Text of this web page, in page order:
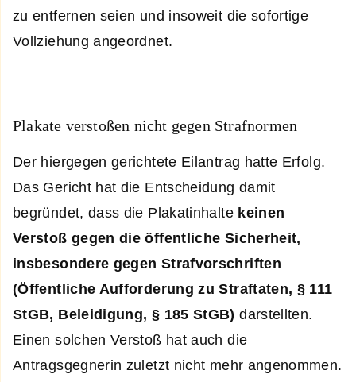
zu entfernen seien und insoweit die sofortige
Vollziehung angeordnet.
Plakate verstoßen nicht gegen Strafnormen
Der hiergegen gerichtete Eilantrag hatte Erfolg.
Das Gericht hat die Entscheidung damit
begründet, dass die Plakatinhaltekeinen
Verstoß gegen die öffentliche Sicherheit,
insbesondere gegen Strafvorschriften
(Öffentliche Aufforderung zu Straftaten, § 111
StGB, Beleidigung, § 185 StGB) darstellten.
Einen solchen Verstoß hat auch die
Antragsgegnerin zuletzt nicht mehr angenommen.